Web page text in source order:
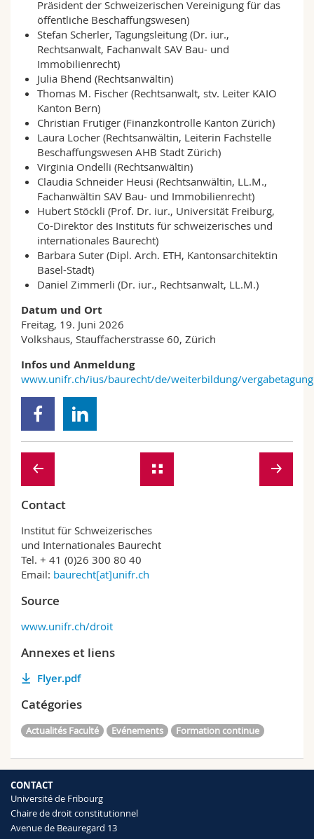
Präsident der Schweizerischen Vereinigung für das
öffentliche Beschaffungswesen)
Stefan Scherler, Tagungsleitung (Dr. iur.,
Rechtsanwalt, Fachanwalt SAV Bau- und
Immobilienrecht)
Julia Bhend (Rechtsanwältin)
Thomas M. Fischer (Rechtsanwalt, stv. Leiter KAIO
Kanton Bern)
Christian Frutiger (Finanzkontrolle Kanton Zürich)
Laura Locher (Rechtsanwältin, Leiterin Fachstelle
Beschaffungswesen AHB Stadt Zürich)
Virginia Ondelli (Rechtsanwältin)
Claudia Schneider Heusi (Rechtsanwältin, LL.M.,
Fachanwältin SAV Bau- und Immobilienrecht)
Hubert Stöckli (Prof. Dr. iur., Universität Freiburg,
Co-Direktor des Instituts für schweizerisches und
internationales Baurecht)
Barbara Suter (Dipl. Arch. ETH, Kantonsarchitektin
Basel-Stadt)
Daniel Zimmerli (Dr. iur., Rechtsanwalt, LL.M.)
Datum und Ort
Freitag, 19. Juni 2026
Volkshaus, Stauffacherstrasse 60, Zürich
Infos und Anmeldung
www.unifr.ch/ius/baurecht/de/weiterbildung/vergabetagung
Contact
Institut für Schweizerisches
und Internationales Baurecht
Tel. + 41 (0)26 300 80 40
Email: baurecht[at]unifr.ch
Source
www.unifr.ch/droit
Annexes et liens
Flyer.pdf
Catégories
Actualités Faculté Evénements Formation continue
CONTACT
Université de Fribourg
Chaire de droit constitutionnel
Avenue de Beauregard 13